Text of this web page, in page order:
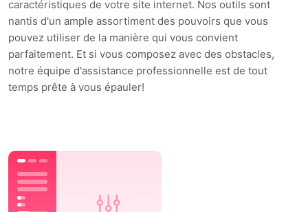
caractéristiques de votre site internet. Nos outils sont
nantis d'un ample assortiment des pouvoirs que vous
pouvez utiliser de la manière qui vous convient
parfaitement. Et si vous composez avec des obstacles,
notre équipe d'assistance professionnelle est de tout
temps prête à vous épauler!